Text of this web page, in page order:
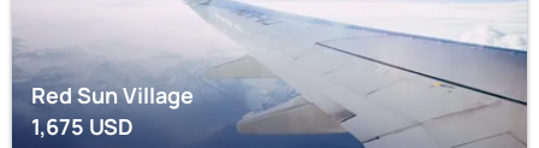
Red Sun Village
1,675USD